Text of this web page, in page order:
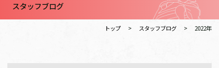
スタッフブログ
トップ スタッフブログ 2022年